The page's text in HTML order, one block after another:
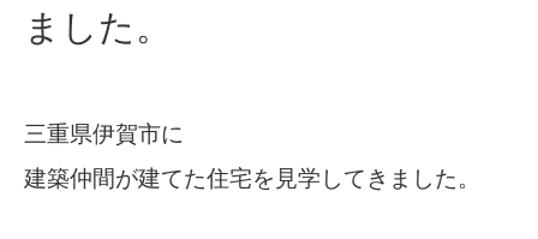
ました。
三重県伊賀市に
建築仲間が建てた住宅を見学してきました。